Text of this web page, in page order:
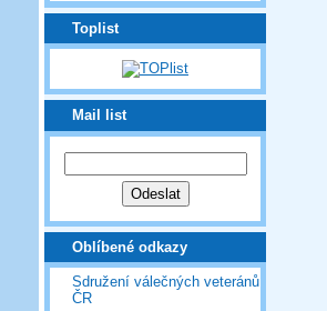
Toplist
Mail list
Oblíbené odkazy
Sdružení válečných veteránů
ČR